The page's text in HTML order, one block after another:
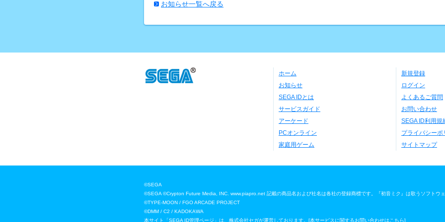
お知らせ一覧へ戻る
ホーム
お知らせ
SEGA IDとは
サービスガイド
アーケード
PCオンライン
家庭用ゲーム
新規登録
ログイン
よくあるご質問
お問い合わせ
SEGA ID利用規
プライバシーポ
サイトマップ
©SEGA
©SEGA ©Crypton Future Media, INC. www.piapro.net 記載の商品名および社名は各社の登録商標です。『初音ミク』は歌うソフトウェ
©TYPE-MOON / FGO ARCADE PROJECT
©DMM / C2 / KADOKAWA
本サイト「SEGA ID管理ページ」は、株式会社セガが運営しております。[本サービスに関するお問い合わせはこちら]